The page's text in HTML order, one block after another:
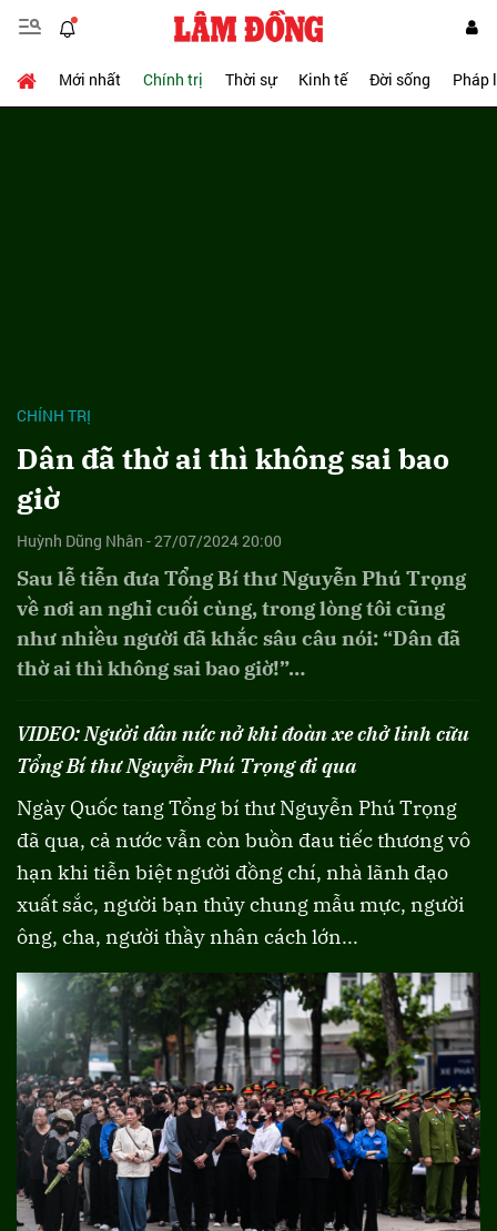
Mới nhất Chính trị Thời sự Kinh tế Đời sống Pháp
CHÍNH TRỊ
Dân đã thờ ai thì không sai bao
giờ
Huỳnh Dũng Nhân - 27/07/2024 20:00
Sau lễ tiễn đưa Tổng Bí thư Nguyễn Phú Trọng
về nơi an nghỉ cuối cùng, trong lòng tôi cũng
như nhiều người đã khắc sâu câu nói: “Dân đã
thờ ai thì không sai bao giờ!”…
VIDEO: Người dân nức nở khi đoàn xe chở linh cữu
Tổng Bí thư Nguyễn Phú Trọng đi qua
Ngày Quốc tang Tổng bí thư Nguyễn Phú Trọng
đã qua, cả nước vẫn còn buồn đau tiếc thương vô
hạn khi tiễn biệt người đồng chí, nhà lãnh đạo
xuất sắc, người bạn thủy chung mẫu mực, người
ông, cha, người thầy nhân cách lớn...